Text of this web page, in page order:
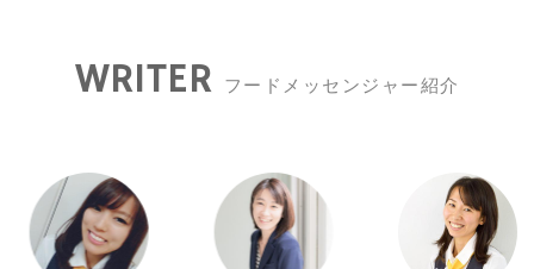
WRITER フードメッセンジャー紹介